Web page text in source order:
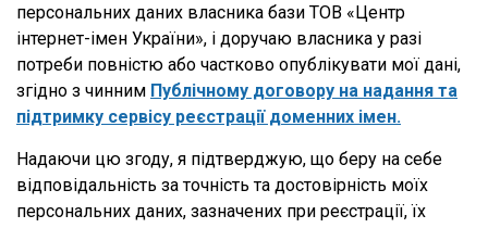
персональних даних власника бази ТОВ «Центр
інтернет-імен України», і доручаю власника у разі
потреби повністю або частково опублікувати мої дані,
згідно з чинним Публічному договору на надання та
підтримку сервісу реєстрації доменних імен.
Надаючи цю згоду, я підтверджую, що беру на себе
відповідальність за точність та достовірність моїх
персональних даних, зазначених при реєстрації, їх